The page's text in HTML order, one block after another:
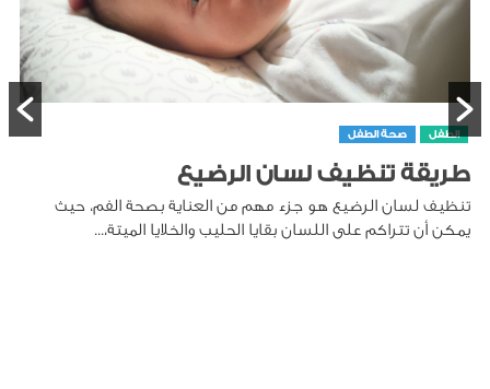
الطفل صحة الطفل
طريقة تنظيف لسان الرضيع
تنظيف لسان الرضيع هو جزء مهم من العناية بصحة الفم، حيث
يمكن أن تتراكم على اللسان بقايا الحليب والخلايا الميتة،...